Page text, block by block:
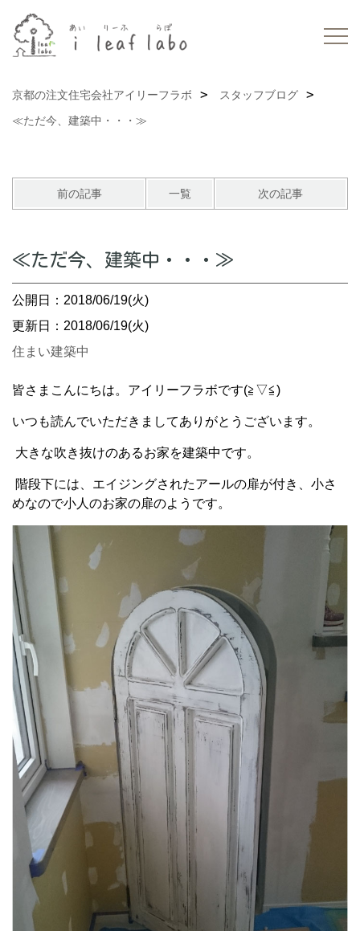
京都の注文住宅会社アイリーフラボ
スタッフブログ
≪ただ今、建築中・・・≫
前の記事 一覧 次の記事
≪ただ今、建築中・・・≫
公開日：2018/06/19(火)
更新日：2018/06/19(火)
住まい建築中
皆さまこんにちは。アイリーフラボです(≧▽≦)
いつも読んでいただきましてありがとうございます。
大きな吹き抜けのあるお家を建築中です。
階段下には、エイジングされたアールの扉が付き、小さ
めなので小人のお家の扉のようです。